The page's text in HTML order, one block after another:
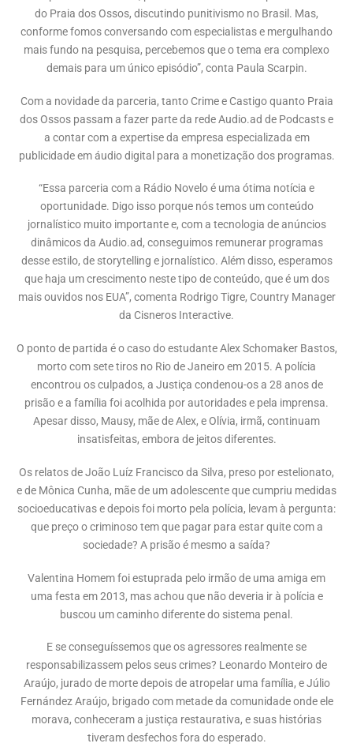
do Praia dos Ossos, discutindo punitivismo no Brasil. Mas,
conforme fomos conversando com especialistas e mergulhando
mais fundo na pesquisa, percebemos que o tema era complexo
demais para um único episódio”, conta Paula Scarpin.
Com a novidade da parceria, tanto Crime e Castigo quanto Praia
dos Ossos passam a fazer parte da rede Audio.ad de Podcasts e
a contar com a expertise da empresa especializada em
publicidade em áudio digital para a monetização dos programas.
“Essa parceria com a Rádio Novelo é uma ótima notícia e
oportunidade. Digo isso porque nós temos um conteúdo
jornalístico muito importante e, com a tecnologia de anúncios
dinâmicos da Audio.ad, conseguimos remunerar programas
desse estilo, de storytelling e jornalístico. Além disso, esperamos
que haja um crescimento neste tipo de conteúdo, que é um dos
mais ouvidos nos EUA”, comenta Rodrigo Tigre, Country Manager
da Cisneros Interactive.
O ponto de partida é o caso do estudante Alex Schomaker Bastos,
morto com sete tiros no Rio de Janeiro em 2015. A polícia
encontrou os culpados, a Justiça condenou-os a 28 anos de
prisão e a família foi acolhida por autoridades e pela imprensa.
Apesar disso, Mausy, mãe de Alex, e Olívia, irmã, continuam
insatisfeitas, embora de jeitos diferentes.
Os relatos de João Luíz Francisco da Silva, preso por estelionato,
e de Mônica Cunha, mãe de um adolescente que cumpriu medidas
socioeducativas e depois foi morto pela polícia, levam à pergunta:
que preço o criminoso tem que pagar para estar quite com a
sociedade? A prisão é mesmo a saída?
Valentina Homem foi estuprada pelo irmão de uma amiga em
uma festa em 2013, mas achou que não deveria ir à polícia e
buscou um caminho diferente do sistema penal.
E se conseguíssemos que os agressores realmente se
responsabilizassem pelos seus crimes? Leonardo Monteiro de
Araújo, jurado de morte depois de atropelar uma família, e Júlio
Fernández Araújo, brigado com metade da comunidade onde ele
morava, conheceram a justiça restaurativa, e suas histórias
tiveram desfechos fora do esperado.